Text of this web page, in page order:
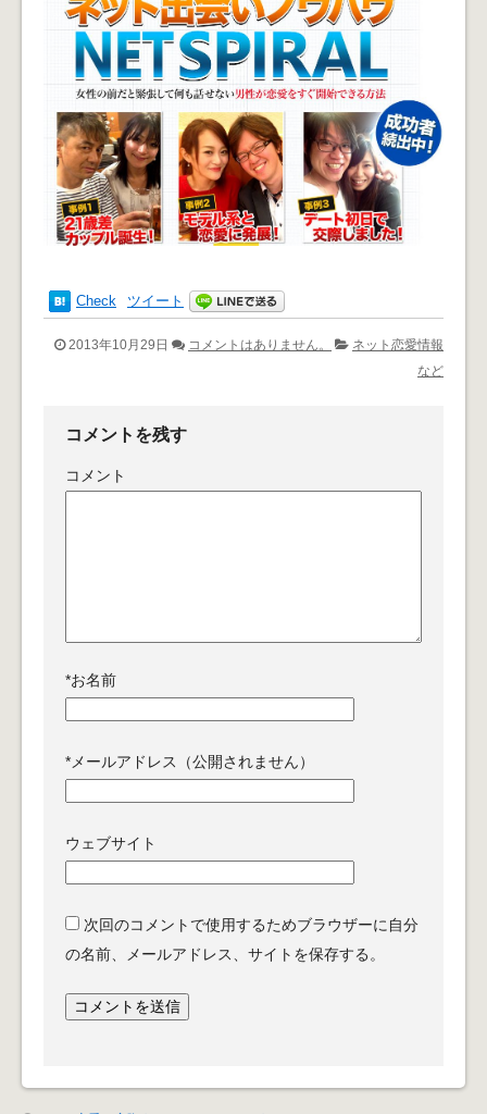
Check ツイート
2013年10月29日 コメントはありません。
ネット恋愛情報
など
コメントを残す
コメント
*お名前
* メールアドレス（公開されません）
ウェブサイト
次回のコメントで使用するためブラウザーに自分
の名前、メールアドレス、サイトを保存する。